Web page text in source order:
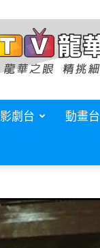
影劇台 動畫台